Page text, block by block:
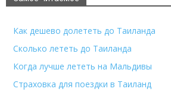
Как дешево долететь до Таиланда
Сколько лететь до Таиланда
Когда лучше лететь на Мальдивы
Страховка для поездки в Таиланд